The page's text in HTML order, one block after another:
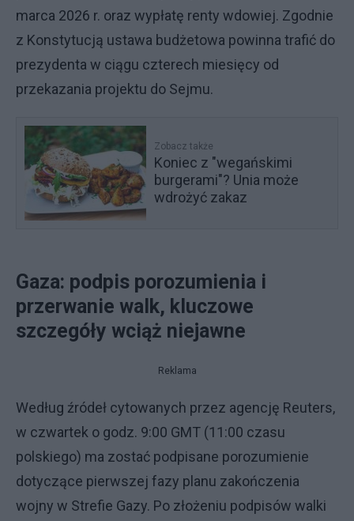
marca 2026 r. oraz wypłatę renty wdowiej. Zgodnie
z Konstytucją ustawa budżetowa powinna trafić do
prezydenta w ciągu czterech miesięcy od
przekazania projektu do Sejmu.
Zobacz także
Koniec z "wegańskimi
burgerami"? Unia może
wdrożyć zakaz
Gaza: podpis porozumienia i
przerwanie walk, kluczowe
szczegóły wciąż niejawne
Reklama
Według źródeł cytowanych przez agencję Reuters,
w czwartek o godz. 9:00 GMT (11:00 czasu
polskiego) ma zostać podpisane porozumienie
dotyczące pierwszej fazy planu zakończenia
wojny w Strefie Gazy. Po złożeniu podpisów walki